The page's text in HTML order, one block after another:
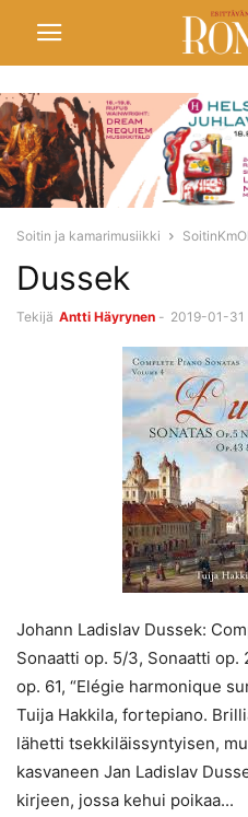
Soitin ja kamarimusiikki
Dussek
Tekijä Antti Häyrynen - 2019-01-31
Johann Ladislav Dussek:
Sonaatti op. 5/3, Sonaatti op.
op. 61, “Elégie harmonique
Tuija Hakkila, fortepiano.
lähetti tsekkiläissyntyisen,
kasvaneen Jan Ladislav
kirjeen, jossa kehui poikaa...